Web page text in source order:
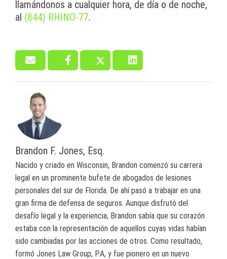
llamándonos a cualquier hora, de día o de noche,
al (844) RHINO-77.
Brandon F. Jones, Esq.
Nacido y criado en Wisconsin, Brandon comenzó su carrera
legal en un prominente bufete de abogados de lesiones
personales del sur de Florida. De ahí pasó a trabajar en una
gran firma de defensa de seguros. Aunque disfrutó del
desafío legal y la experiencia, Brandon sabía que su corazón
estaba con la representación de aquellos cuyas vidas habían
sido cambiadas por las acciones de otros. Como resultado,
formó Jones Law Group, P.A, y fue pionero en un nuevo